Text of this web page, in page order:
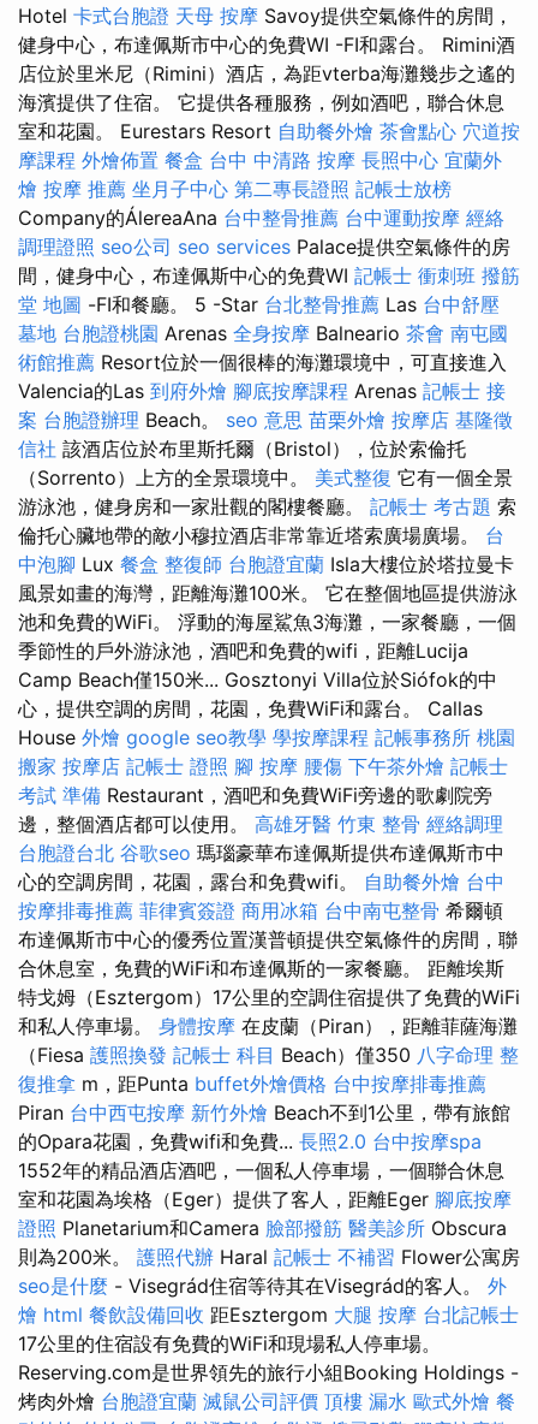
Hotel 卡式台胞證 天母 按摩 Savoy提供空氣條件的房間，
健身中心，布達佩斯市中心的免費WI -FI和露台。 Rimini酒
店位於里米尼（Rimini）酒店，為距vterba海灘幾步之遙的
海濱提供了住宿。 它提供各種服務，例如酒吧，聯合休息
室和花園。 Eurestars Resort 自助餐外燴 茶會點心 穴道按
摩課程 外燴佈置 餐盒 台中 中清路 按摩 長照中心 宜蘭外
燴 按摩 推薦 坐月子中心 第二專長證照 記帳士放榜
Company的ÁlereaAna 台中整骨推薦 台中運動按摩 經絡
調理證照 seo公司 seo services Palace提供空氣條件的房
間，健身中心，布達佩斯中心的免費WI 記帳士 衝刺班 撥筋
堂 地圖 -FI和餐廳。 5 -Star 台北整骨推薦 Las 台中舒壓
墓地 台胞證桃園 Arenas 全身按摩 Balneario 茶會 南屯國
術館推薦 Resort位於一個很棒的海灘環境中，可直接進入
Valencia的Las 到府外燴 腳底按摩課程 Arenas 記帳士 接
案 台胞證辦理 Beach。 seo 意思 苗栗外燴 按摩店 基隆徵
信社 該酒店位於布里斯托爾（Bristol），位於索倫托
（Sorrento）上方的全景環境中。 美式整復 它有一個全景
游泳池，健身房和一家壯觀的閣樓餐廳。 記帳士 考古題 索
倫托心臟地帶的敵小穆拉酒店非常靠近塔索廣場廣場。 台
中泡腳 Lux 餐盒 整復師 台胞證宜蘭 Isla大樓位於塔拉曼卡
風景如畫的海灣，距離海灘100米。 它在整個地區提供游泳
池和免費的WiFi。 浮動的海屋鯊魚3海灘，一家餐廳，一個
季節性的戶外游泳池，酒吧和免費的wifi，距離Lucija
Camp Beach僅150米... Gosztonyi Villa位於Siófok的中
心，提供空調的房間，花園，免費WiFi和露台。 Callas
House 外燴 google seo教學 學按摩課程 記帳事務所 桃園
搬家 按摩店 記帳士 證照 腳 按摩 腰傷 下午茶外燴 記帳士
考試 準備 Restaurant，酒吧和免費WiFi旁邊的歌劇院旁
邊，整個酒店都可以使用。 高雄牙醫 竹東 整骨 經絡調理
台胞證台北 谷歌seo 瑪瑙豪華布達佩斯提供布達佩斯市中
心的空調房間，花園，露台和免費wifi。 自助餐外燴 台中
按摩排毒推薦 菲律賓簽證 商用冰箱 台中南屯整骨 希爾頓
布達佩斯市中心的優秀位置漢普頓提供空氣條件的房間，聯
合休息室，免費的WiFi和布達佩斯的一家餐廳。 距離埃斯
特戈姆（Esztergom）17公里的空調住宿提供了免費的WiFi
和私人停車場。 身體按摩 在皮蘭（Piran），距離菲薩海灘
（Fiesa 護照換發 記帳士 科目 Beach）僅350 八字命理 整
復推拿 m，距Punta buffet外燴價格 台中按摩排毒推薦
Piran 台中西屯按摩 新竹外燴 Beach不到1公里，帶有旅館
的Opara花園，免費wifi和免費... 長照2.0 台中按摩spa
1552年的精品酒店酒吧，一個私人停車場，一個聯合休息
室和花園為埃格（Eger）提供了客人，距離Eger 腳底按摩
證照 Planetarium和Camera 臉部撥筋 醫美診所 Obscura
則為200米。 護照代辦 Haral 記帳士 不補習 Flower公寓房
seo是什麼 - Visegrád住宿等待其在Visegrád的客人。 外
燴 html 餐飲設備回收 距Esztergom 大腿 按摩 台北記帳士
17公里的住宿設有免費的WiFi和現場私人停車場。
Reserving.com是世界領先的旅行小組Booking Holdings -
烤肉外燴 台胞證宜蘭 滅鼠公司評價 頂樓 漏水 歐式外燴 餐